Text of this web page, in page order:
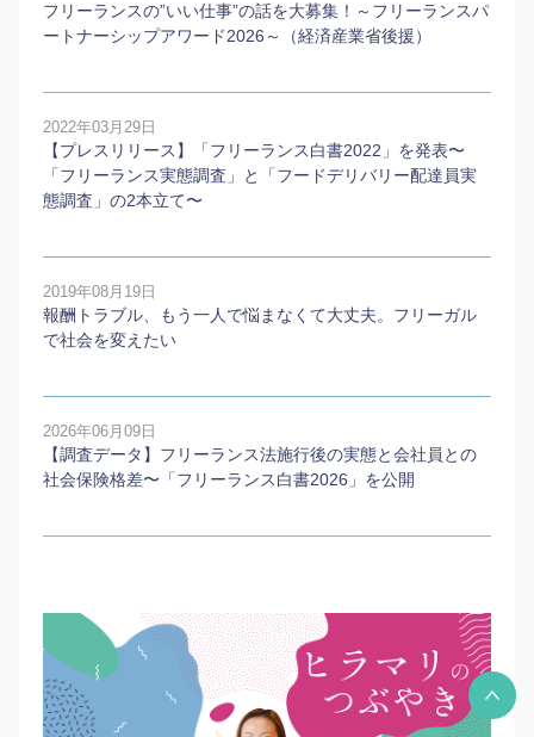
フリーランスの”いい仕事”の話を大募集！～フリーランスパ
ートナーシップアワード2026～（経済産業省後援）
2022年03月29日
【プレスリリース】「フリーランス白書2022」を発表〜
「フリーランス実態調査」と「フードデリバリー配達員実
態調査」の2本⽴て〜
2019年08月19日
報酬トラブル、もう一人で悩まなくて大丈夫。フリーガル
で社会を変えたい
2026年06月09日
【調査データ】フリーランス法施行後の実態と会社員との
社会保険格差〜「フリーランス白書2026」を公開